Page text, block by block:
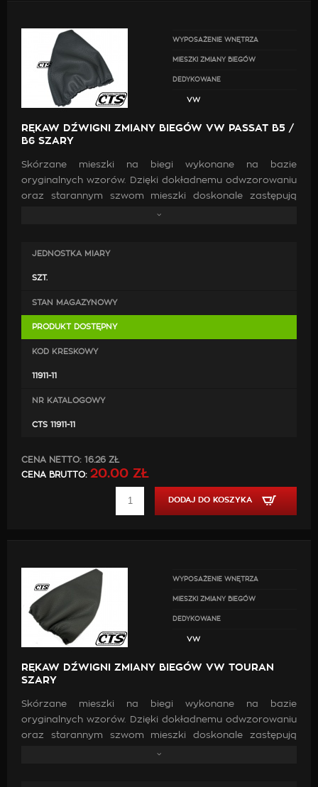
WYPOSAŻENIE WNĘTRZA
MIESZKI ZMIANY BIEGÓW
DEDYKOWANE
VW
RĘKAW DŹWIGNI ZMIANY BIEGÓW VW PASSAT B5 /
B6 SZARY
Skórzane mieszki na biegi wykonane na bazie
oryginalnych wzorów. Dzięki dokładnemu odwzorowaniu
oraz starannym szwom mieszki doskonale zastępują
oryginalne. Wykonanie ich z wysokiej jakości skóry oraz
się do poprawy estetyki wewnątrz samochodu.
JEDNOSTKA MIARY
SZT.
STAN MAGAZYNOWY
PRODUKT DOSTĘPNY
KOD KRESKOWY
11911-11
NR KATALOGOWY
CTS 11911-11
CENA NETTO: 16.26 ZŁ
CENA BRUTTO: 20.00 ZŁ
DODAJ DO KOSZYKA
WYPOSAŻENIE WNĘTRZA
MIESZKI ZMIANY BIEGÓW
DEDYKOWANE
VW
RĘKAW DŹWIGNI ZMIANY BIEGÓW VW TOURAN
SZARY
Skórzane mieszki na biegi wykonane na bazie
oryginalnych wzorów. Dzięki dokładnemu odwzorowaniu
oraz starannym szwom mieszki doskonale zastępują
oryginalne. Wykonanie ich z wysokiej jakości skóry oraz